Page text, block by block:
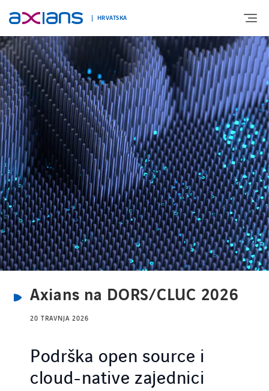
HRVATSKA
O NAMA
EKSPERTIZA
NOVOSTI
KARIJERE
KONTAKT
COOKIES
Axians na DORS/CLUC 2026
20 TRAVNJA 2026
Podrška open source i
cloud-native zajednici